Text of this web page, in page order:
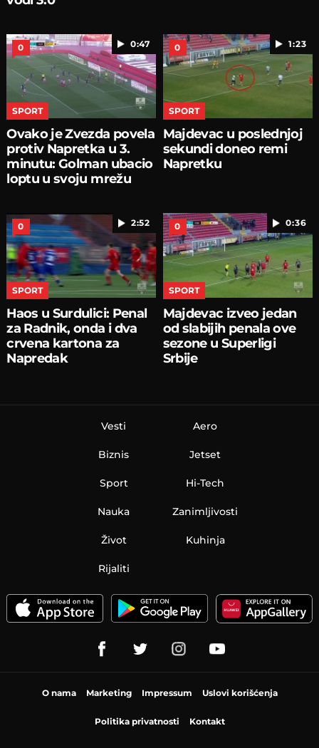
0:47
0
SPORT
Ovako je Zvezda povela
protiv Napretka u 3.
minutu: Golman ubacio
loptu u svoju mrežu
1:23
0
SPORT
Majdevac u poslednjoj
sekundi doneo remi
Napretku
2:52
0
SPORT
Haos u Surdulici: Penal
za Radnik, onda i dva
crvena kartona za
Napredak
0:36
0
SPORT
Majdevac izveo jedan
od slabijih penala ove
sezone u Superligi
Srbije
Vesti
Biznis
Sport
Nauka
Aero
Jetset
Hi-Tech
Zanimljivosti
Život Kuhinja
Rijaliti
O nama Marketing Impressum Uslovi korišćenja
Politika privatnosti Kontakt